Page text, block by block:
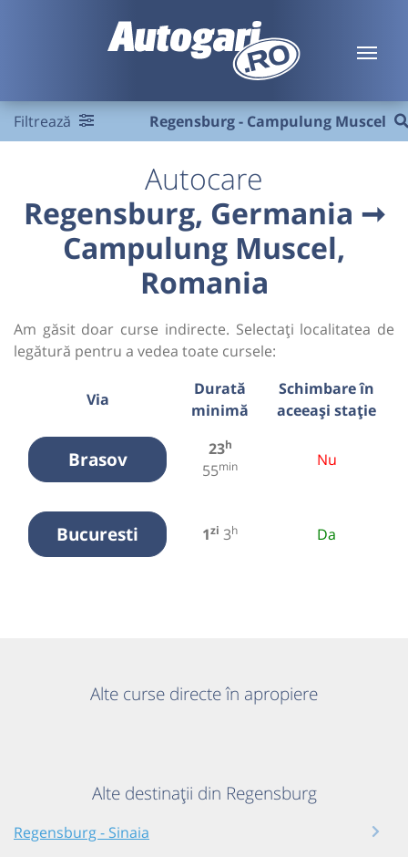
Filtrează Regensburg - Campulung Muscel
Autocare
Regensburg, Germania ➞
Campulung Muscel,
Romania
Am găsit doar curse indirecte. Selectați localitatea de
legătură pentru a vedea toate cursele:
Via
Durată
minimă
Schimbare în
aceeași stație
Brasov 23h
55min Nu
Bucuresti 1zi 3h Da
Alte curse directe în apropiere
Alte destinații din Regensburg
Regensburg - Sinaia